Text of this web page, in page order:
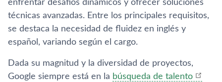
enfrentar desafíos dinámicos y ofrecer soluciones
técnicas avanzadas. Entre los principales requisitos,
se destaca la necesidad de fluidez en inglés y
español, variando según el cargo.
Dada su magnitud y la diversidad de proyectos,
Google siempre está en la búsqueda de talento